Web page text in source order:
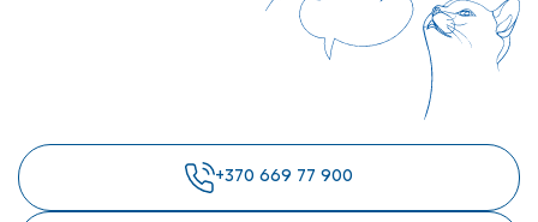
+370 669 77 900